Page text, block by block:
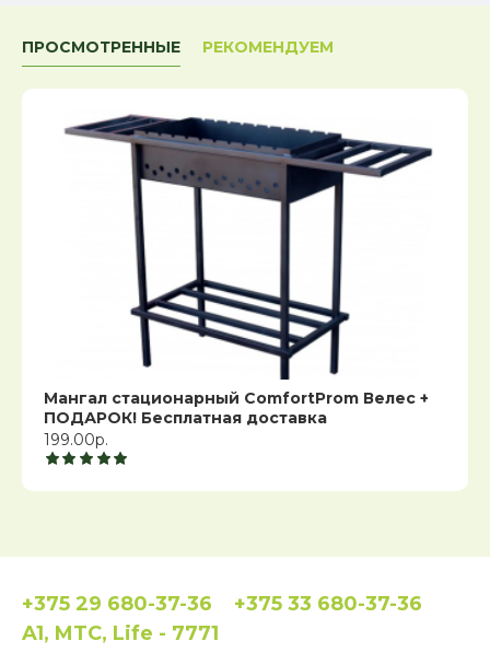
ПРОСМОТРЕННЫЕ РЕКОМЕНДУЕМ
Мангал стационарный ComfortProm Велес +
ПОДАРОК! Бесплатная доставка
199.00р.
+375 29 680-37-36
+375 33 680-37-36
A1, MTC, Life - 7771